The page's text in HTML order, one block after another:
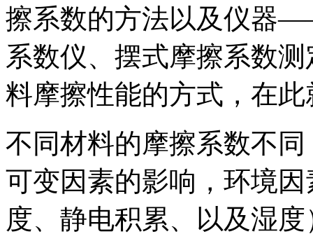
擦系数的方法以及仪器
系数仪、摆式摩擦系数
料摩擦性能的方式，在
不同材料的摩擦系数不
可变因素的影响，环境
度、静电积累、以及湿